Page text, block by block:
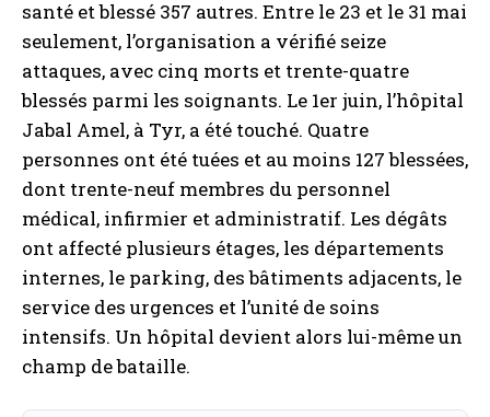
santé et blessé 357 autres. Entre le 23 et le 31 mai
seulement, l’organisation a vérifié seize
attaques, avec cinq morts et trente-quatre
blessés parmi les soignants. Le 1er juin, l’hôpital
Jabal Amel, à Tyr, a été touché. Quatre
personnes ont été tuées et au moins 127 blessées,
dont trente-neuf membres du personnel
médical, infirmier et administratif. Les dégâts
ont affecté plusieurs étages, les départements
internes, le parking, des bâtiments adjacents, le
service des urgences et l’unité de soins
intensifs. Un hôpital devient alors lui-même un
champ de bataille.